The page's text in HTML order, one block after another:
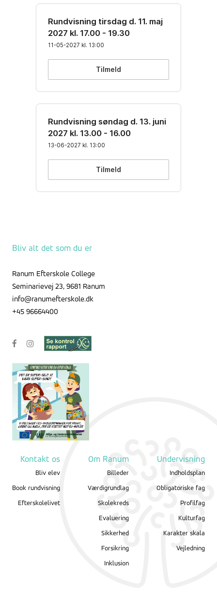
Bliv alt det som du er
Ranum Efterskole College
Seminarievej 23, 9681 Ranum
info@ranumefterskole.dk
+45 96664400
Kontakt os
Bliv elev
Book rundvisning
Efterskolelivet
Om Ranum
Billeder
Værdigrundlag
Skolekreds
Evaluering
Sikkerhed
Forsikring
Inklusion
Undervisning
Indholdsplan
Obligatoriske fag
Profilfag
Kulturfag
Karakter skala
Vejledning